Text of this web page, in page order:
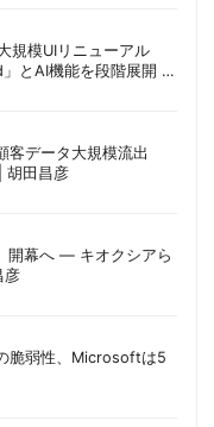
規模UIリニューアル
とAI機能を段階展開 |
客データ大規模流出
胡田昌彦
開幕へ ― キオクシアら
彦
脆弱性、Microsoftは5